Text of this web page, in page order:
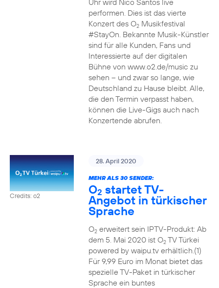
Uhr wird Nico Santos live
performen. Dies ist das vierte
Konzert des O2Musikfestival
#StayOn. Bekannte Musik-Künstler
sind für alle Kunden, Fans und
Interessierte auf der digitalen
Bühne von www.o2.de/music zu
sehen – und zwar so lange, wie
Deutschland zu Hause bleibt. Alle,
die den Termin verpasst haben,
können die Live-Gigs auch nach
Konzertende abrufen.
Credits: o2
28. April 2020
MEHR ALS 30 SENDER:
O2 startet TV-
Angebot in türkischer
Sprache
O2erweitert sein IPTV-Produkt: Ab
dem 5. Mai 2020 ist O2TV Türkei
powered by waipu.tv erhältlich.(1)
Für 9,99 Euro im Monat bietet das
spezielle TV-Paket in türkischer
Sprache ein buntes